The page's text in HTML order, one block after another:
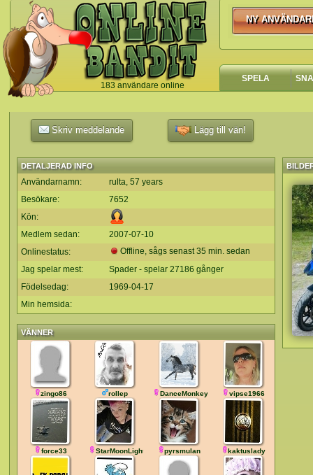
183 användare online
`
NY
NY
SPELA
Skriv meddelande Lägg till vän!
DETALJERAD INFO
Användarnamn:
rulta, 57 years
Besökare:
7652
Kön:
Medlem sedan:
2007-07-10
Onlinestatus:
Offline, sågs senast 35 min. sedan
Jag spelar mest:
Spader - spelar 27186 gånger
Födelsedag:
1969-04-17
Min hemsida:
VÄNNER
zingo86 rollep DanceMonkey vipse1966
force33 StarMoonLight pyrsmulan kaktuslady